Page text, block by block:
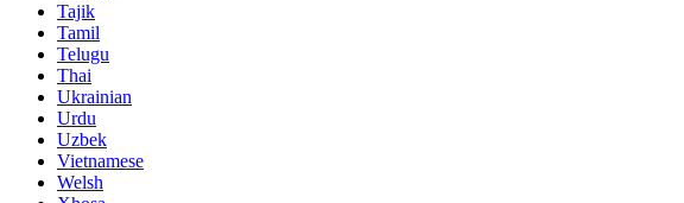
Tajik
Tamil
Telugu
Thai
Ukrainian
Urdu
Uzbek
Vietnamese
Welsh